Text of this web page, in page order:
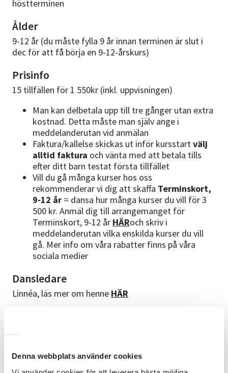
Denna webbplats använder cookies
höstterminen
Ålder
9-12 år (du måste fylla 9 år innan terminen är slut i
dec för att få börja en 9-12-årskurs)
Prisinfo
15 tillfällen för 1 550kr (inkl. uppvisningen)
Man kan delbetala upp till tre gånger utan extra
kostnad. Detta måste man själv ange i
meddelanderutan vid anmälan
Faktura/kallelse skickas ut inför kursstartvälj
alltid faktura och vänta med att betala tills
efter ditt barn testat första tillfället
Vill du gå många kurser hos oss
rekommenderar vi dig att skaffa Terminskort,
9-12 år = dansa hur många kurser du vill för 3
500 kr. Anmäl dig till arrangemanget för
Terminskort, 9-12 år HÄRoch skriv i
meddelanderutan vilka enskilda kurser du vill
gå. Mer info om våra rabatter finns på våra
sociala medier
Dansledare
Linnéa, läs mer om henne HÄR
ske innan andra kurstillfället för att inte bli